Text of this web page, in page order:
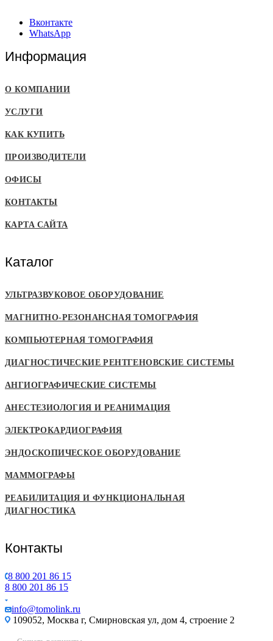
Вконтакте
WhatsApp
Информация
О КОМПАНИИ
УСЛУГИ
КАК КУПИТЬ
ПРОИЗВОДИТЕЛИ
ОФИСЫ
КОНТАКТЫ
КАРТА САЙТА
Каталог
УЛЬТРАЗВУКОВОЕ ОБОРУДОВАНИЕ
МАГНИТНО-РЕЗОНАНСНАЯ ТОМОГРАФИЯ
КОМПЬЮТЕРНАЯ ТОМОГРАФИЯ
ДИАГНОСТИЧЕСКИЕ РЕНТГЕНОВСКИЕ СИСТЕМЫ
АНГИОГРАФИЧЕСКИЕ СИСТЕМЫ
АНЕСТЕЗИОЛОГИЯ И РЕАНИМАЦИЯ
ЭЛЕКТРОКАРДИОГРАФИЯ
ЭНДОСКОПИЧЕСКОЕ ОБОРУДОВАНИЕ
МАММОГРАФЫ
РЕАБИЛИТАЦИЯ И ФУНКЦИОНАЛЬНАЯ
ДИАГНОСТИКА
Контакты
8 800 201 86 15
8 800 201 86 15
info@tomolink.ru
109052, Москва г, Смирновская ул, дом 4, строение 2